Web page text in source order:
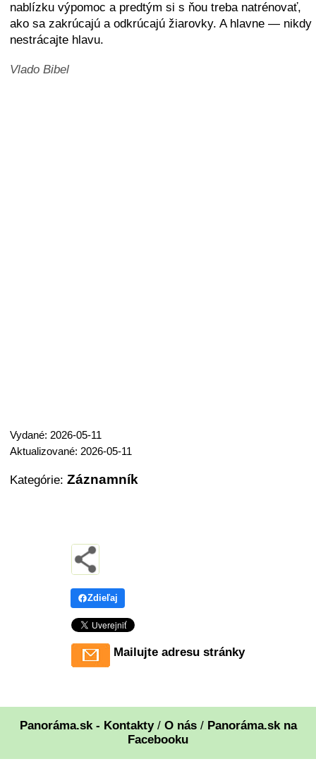
nablízku výpomoc a predtým si s ňou treba natrénovať,
ako sa zakrúcajú a odkrúcajú žiarovky. A hlavne — nikdy
nestrácajte hlavu.
Vlado Bibel
Vydané: 2026-05-11
Aktualizované: 2026-05-11
Kategórie: Záznamník
Zdieľaj
Mailujte adresu stránky
Panoráma.sk - Kontakty/ O nás/ Panoráma.sk na
Facebooku